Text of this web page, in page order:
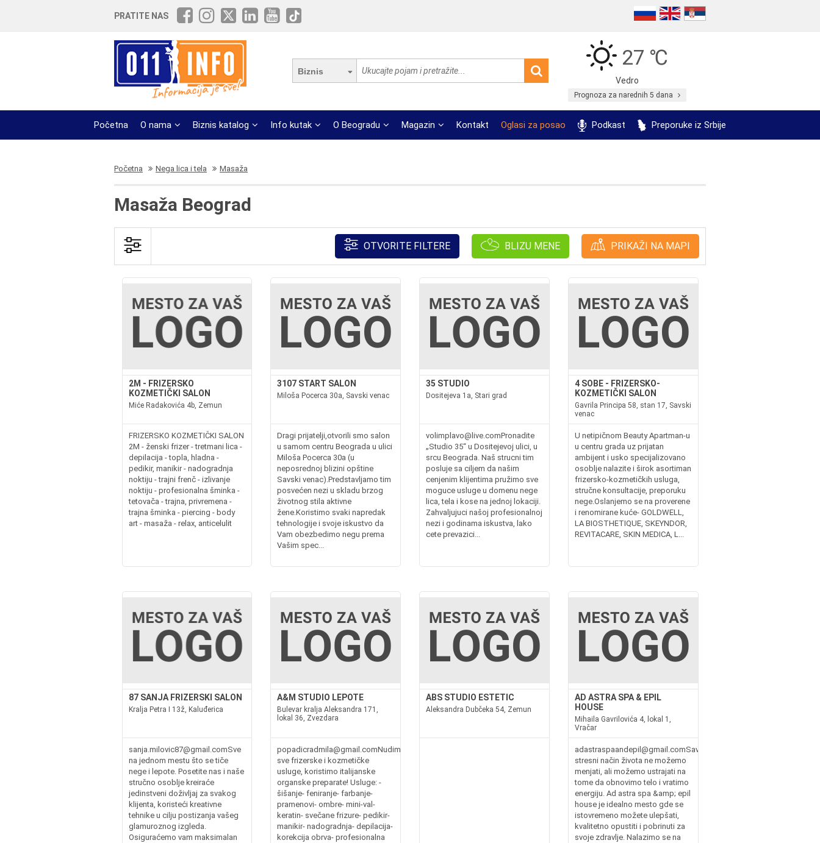
PRATITE NAS
Biznis
27 ℃
Vedro
Prognoza za narednih 5 dana
Početna O nama Biznis katalog Info kutak O Beogradu Magazin Kontakt Oglasi za posao Podkast Preporuke iz Srbije
Početna Nega lica i tela Masaža
Masaža Beograd
OTVORITE FILTERE BLIZU MENE PRIKAŽI NA MAPI
2M - FRIZERSKO
KOZMETIČKI SALON
Miće Radakovića 4b, Zemun
FRIZERSKO KOZMETIČKI SALON
2M - ženski frizer - tretmani lica -
depilacija - topla, hladna -
pedikir, manikir - nadogradnja
noktiju - trajni frenč - izlivanje
noktiju - profesionalna šminka -
tetovača - trajna, privremena -
trajna šminka - piercing - body
art - masaža - relax, anticelulit
3107 START SALON
Miloša Pocerca 30a, Savski venac
Dragi prijatelji,otvorili smo salon
u samom centru Beograda u ulici
Miloša Pocerca 30a (u
neposrednoj blizini opštine
Savski venac).Predstavljamo tim
posvećen nezi u skladu brzog
životnog stila aktivne
žene.Koristimo svaki napredak
tehnologije i svoje iskustvo da
Vam obezbedimo negu prema
Vašim spec...
35 STUDIO
Dositejeva 1a, Stari grad
volimplavo@live.comPronadite
„Studio 35“ u Dositejevoj ulici, u
srcu Beograda. Naš strucni tim
posluje sa ciljem da našim
cenjenim klijentima pružimo sve
moguce usluge u domenu nege
lica, tela i kose na jednoj lokaciji.
Zahvaljujuci našoj profesionalnoj
nezi i godinama iskustva, lako
cete prevazici...
4 SOBE - FRIZERSKO-
KOZMETIČKI SALON
Gavrila Principa 58, stan 17, Savski
venac
U netipičnom Beauty Apartman-u
u centru grada uz prijatan
ambijent i usko specijalizovano
osoblje nalazite i širok asortiman
frizersko-kozmetičkih usluga,
stručne konsultacije, preporuku
nege.Oslanjemo se na proverene
i renomirane kuće- GOLDWELL,
LA BIOSTHETIQUE, SKEYNDOR,
REVITACARE, SKIN MEDICA, L...
87 SANJA FRIZERSKI SALON
Kralja Petra I 13ž, Kaluđerica
sanja.milovic87@gmail.comSve
na jednom mestu što se tiče
nege i lepote. Posetite nas i naše
stručno osoblje kreiraće
jedinstveni doživljaj za svakog
klijenta, koristeći kreativne
tehnike u cilju postizanja vašeg
glamuroznog izgleda.
Osiguraćemo vam maksimalan
A&M STUDIO LEPOTE
Bulevar kralja Aleksandra 171,
lokal 36, Zvezdara
popadicradmila@gmail.comNudimo
sve frizerske i kozmetičke
usluge, koristimo italijanske
organske preparate! Usluge: -
šišanje- feniranje- farbanje-
pramenovi- ombre- mini-val-
keratin- svečane frizure- pedikir-
manikir- nadogradnja- depilacija-
korekcija obrva- profesionalna
ABS STUDIO ESTETIC
Aleksandra Dubčeka 54, Zemun
AD ASTRA SPA & EPIL
HOUSE
Mihaila Gavrilovića 4, lokal 1,
Vračar
adastraspaandepil@gmail.comSavremeni,
stresni način života ne možemo
menjati, ali možemo ustrajati na
tome da obnovimo telo i vratimo
energiju. Ad astra spa &amp; epil
house je idealno mesto gde se
istovremeno možete ulepšati,
kvalitetno opustiti i pobrinuti za
svoje zdravlje. Nalazimo se na